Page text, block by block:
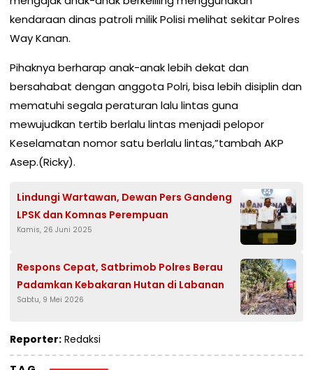
kendaraan dinas patroli milik Polisi melihat sekitar Polres
Way Kanan.
Pihaknya berharap anak-anak lebih dekat dan
bersahabat dengan anggota Polri, bisa lebih disiplin dan
mematuhi segala peraturan lalu lintas guna
mewujudkan tertib berlalu lintas menjadi pelopor
Keselamatan nomor satu berlalu lintas,”tambah AKP
Asep.(Ricky).
Lindungi Wartawan, Dewan Pers Gandeng
LPSK dan Komnas Perempuan
Kamis, 26 Juni 2025
Respons Cepat, Satbrimob Polres Berau
Padamkan Kebakaran Hutan di Labanan
Sabtu, 9 Mei 2026
Reporter: Redaksi